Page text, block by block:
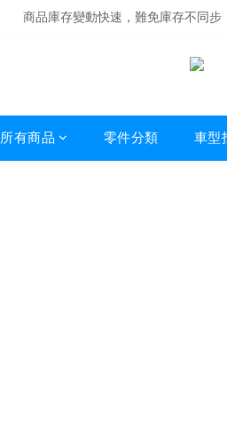
商品庫存變動快速，難免庫存不同
商品庫存變動快速，難免庫存不同
所有商品 零件分類 車型